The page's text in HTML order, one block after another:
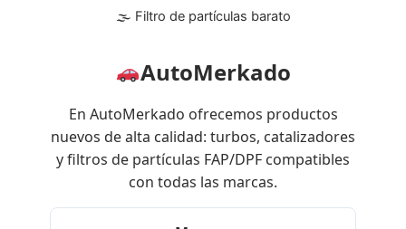
🌫 Filtro de partículas barato
AutoMerkado
En AutoMerkado ofrecemos productos
nuevos de alta calidad: turbos, catalizadores
y filtros de partículas FAP/DPF compatibles
con todas las marcas.